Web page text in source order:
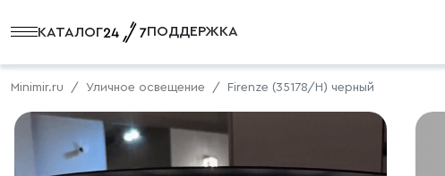
КАТАЛОГ ПОДДЕРЖКА
Minimir.ru Уличное освещение Firenze (35178/H) черный